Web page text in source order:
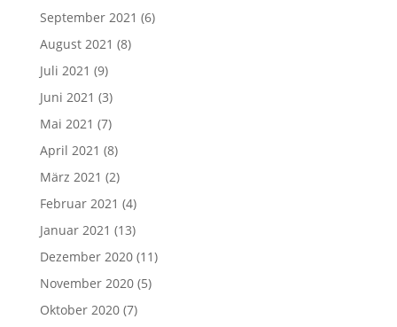
September 2021 (6)
August 2021 (8)
Juli 2021 (9)
Juni 2021 (3)
Mai 2021 (7)
April 2021 (8)
März 2021 (2)
Februar 2021 (4)
Januar 2021 (13)
Dezember 2020(11)
November 2020(5)
Oktober 2020(7)